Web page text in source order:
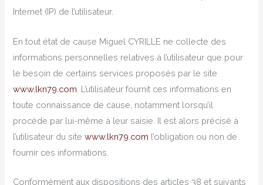
Internet (IP) de l’utilisateur.
En tout état de cause Miguel CYRILLE ne collecte des
informations personnelles relatives à l’utilisateur que pour
le besoin de certains services proposés par le site
www.lkn79.com . L’utilisateur fournit ces informations en
toute connaissance de cause, notamment lorsqu’il
procède par lui-même à leur saisie. Il est alors précisé à
l’utilisateur du sitewww.lkn79.com l’obligation ou non de
fournir ces informations.
Conformément aux dispositions des articles 38 et suivants